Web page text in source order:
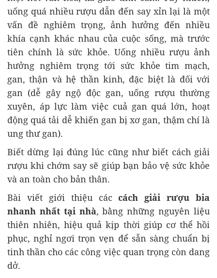
uống quá nhiều rượu dẫn đến say xỉn lại là một
vấn đề nghiêm trọng, ảnh hưởng đến nhiều
khía cạnh khác nhau của cuộc sống, mà trước
tiên chính là sức khỏe. Uống nhiều rượu ảnh
hưởng nghiêm trọng tới sức khỏe tim mạch,
gan, thận và hệ thần kinh, đặc biệt là đối với
gan (dễ gây ngộ độc gan, uống rượu thường
xuyên, áp lực làm việc cuả gan quá lớn, hoạt
động quá tải dễ khiến gan bị xơ gan, thậm chí là
ung thư gan).
Biết dừng lại đúng lúc cũng như biết cách giải
rượu khi chớm say sẽ giúp bạn bảo vệ sức khỏe
và an toàn cho bản thân.
Bài viết giới thiệu cáccách giải rượu bia
nhanh nhất tại nhà, bằng những nguyên liệu
thiên nhiên, hiệu quả kịp thời giúp cơ thể hồi
phục, nghỉ ngơi trọn vẹn để sẵn sàng chuẩn bị
tinh thần cho các công việc quan trọng còn dang
dở.